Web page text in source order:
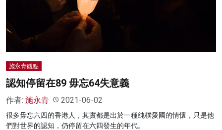
施永青觀點
認知停留在89 毋忘64失意義
作者: 施永青 2021-06-02
很多毋忘六四的香港人，其實都是出於一種純樸愛國的情懷，只是他
們對世界的認知，仍停留在六四發生的年代。